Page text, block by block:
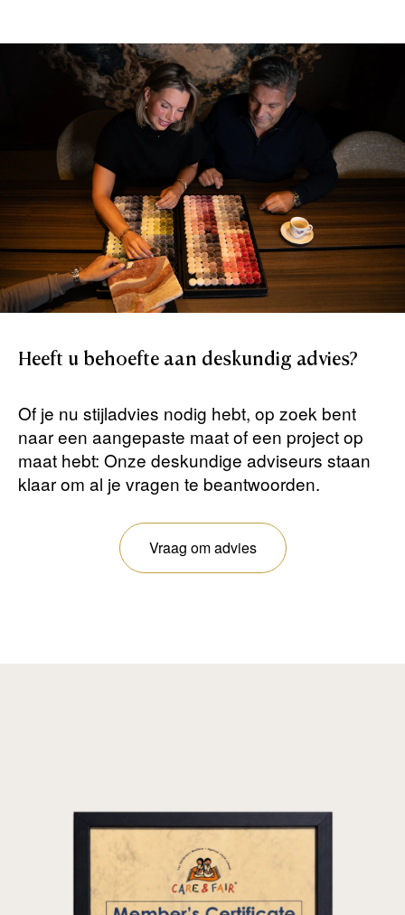
Heeft u behoefte aan deskundig advies?
Of je nu stijladvies nodig hebt, op zoek bent
naar een aangepaste maat of een project op
maat hebt: Onze deskundige adviseurs staan ​​
klaar om al je vragen te beantwoorden.
Vraag om advies